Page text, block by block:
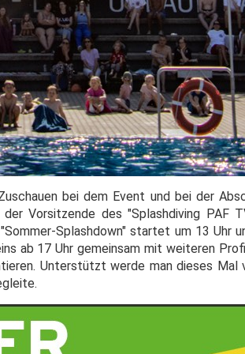
bei dem Event und bei der
Vorsitzende des "Splashdiving PAF
Splashdown" startet um 13 Uhr
ab 17 Uhr gemeinsam mit weiteren
Unterstützt werde man dieses Mal